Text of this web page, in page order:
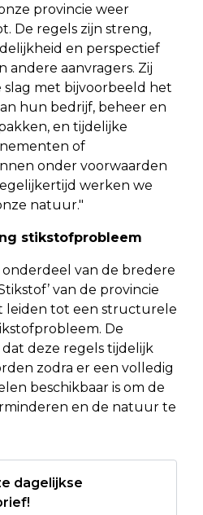
provincie weer
De regels zijn streng,
en perspectief
andere aanvragers. Zij
slag met bijvoorbeeld het
hun bedrijf, beheer en
en tijdelijke
of
onder voorwaarden
werken we
natuur."
stikstofprobleem
onderdeel van de bredere
van de provincie
leiden tot een structurele
De
deze regels tijdelijk
zodra er een volledig
beschikbaar is om de
en de natuur te
dagelijkse